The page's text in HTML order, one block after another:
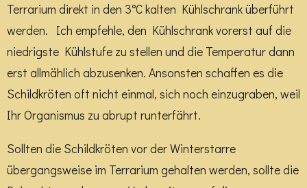
Terrarium direkt in den 3°C kalten Kühlschrank überführt
werden. Ich empfehle, den Kühlschrank vorerst auf die
niedrigste Kühlstufe zu stellen und die Temperatur dann
erst allmählich abzusenken. Ansonsten schaffen es die
Schildkröten oft nicht einmal, sich noch einzugraben, weil
Ihr Organismus zu abrupt runterfährt.
Sollten die Schildkröten vor der Winterstarre
übergangsweise im Terrarium gehalten werden, sollte die